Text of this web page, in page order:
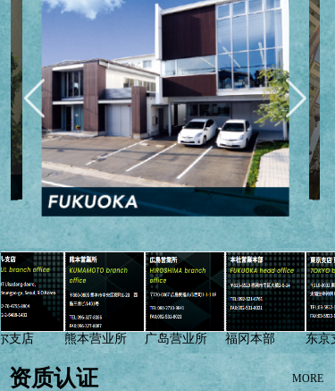
福冈本部 东京
支店 熊本营业所 广岛营业所
资质认证 MORE